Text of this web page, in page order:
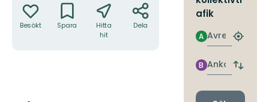
Besökt Spara
Hitta
hit
Dela
afik
Avresa
A
Hitta
Ankomst
B
Byt
och